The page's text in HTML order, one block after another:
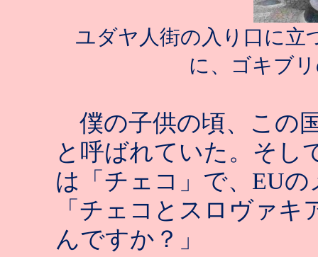
ユダヤ人街の入り口に立
に、ゴキブ
僕の子供の頃、この
と呼ばれていた。そし
は「チェコ」で、 EUの
「チェコとスロヴァ
んですか？」